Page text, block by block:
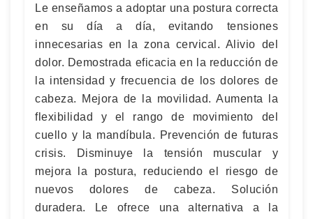
Le enseñamos a adoptar una postura correcta
en su día a día, evitando tensiones
innecesarias en la zona cervical. Alivio del
dolor. Demostrada eficacia en la reducción de
la intensidad y frecuencia de los dolores de
cabeza. Mejora de la movilidad. Aumenta la
flexibilidad y el rango de movimiento del
cuello y la mandíbula. Prevención de futuras
crisis. Disminuye la tensión muscular y
mejora la postura, reduciendo el riesgo de
nuevos dolores de cabeza. Solución
duradera. Le ofrece una alternativa a la